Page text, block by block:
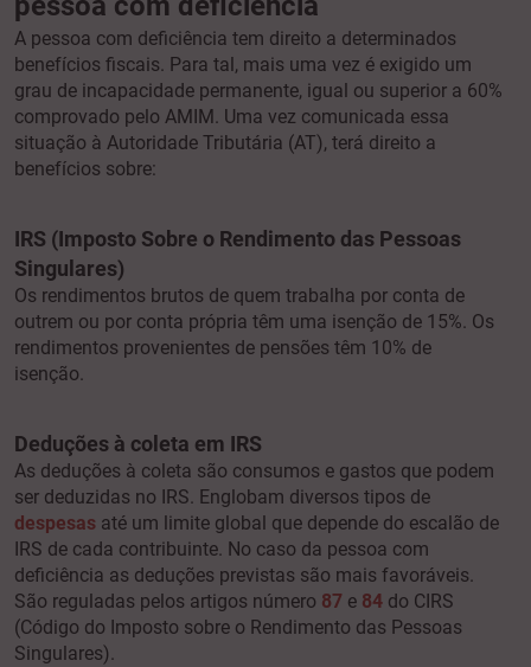
A pessoa com deficiência tem direito a determinados
benefícios fiscais. Para tal, mais uma vez é exigido um
grau de incapacidade permanente, igual ou superior a 60%
comprovado pelo AMIM. Uma vez comunicada essa
situação à Autoridade Tributária (AT), terá direito a
benefícios sobre:
IRS (Imposto Sobre o Rendimento das Pessoas
Singulares)
Os rendimentos brutos de quem trabalha por conta de
outrem ou por conta própria têm uma isenção de 15%. Os
rendimentos provenientes de pensões têm 10% de
isenção.
Deduções à coleta em IRS
As deduções à coleta são consumos e gastos que podem
ser deduzidas no IRS. Englobam diversos tipos de
despesas até um limite global que depende do escalão de
IRS de cada contribuinte. No caso da pessoa com
deficiência as deduções previstas são mais favoráveis.
São reguladas pelos artigos número 87 e 84 do CIRS
(Código do Imposto sobre o Rendimento das Pessoas
Singulares).